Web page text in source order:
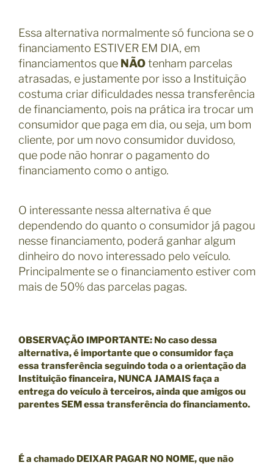
Essa alternativa normalmente só funciona se o
financiamento ESTIVER EM DIA, em
financiamentos que NÃOtenham parcelas
atrasadas, e justamente por isso a Instituição
costuma criar dificuldades nessa transferência
de financiamento, pois na prática ira trocar um
consumidor que paga em dia, ou seja, um bom
cliente, por um novo consumidor duvidoso,
que pode não honrar o pagamento do
financiamento como o antigo.
O interessante nessa alternativa é que
dependendo do quanto o consumidor já pagou
nesse financiamento, poderá ganhar algum
dinheiro do novo interessado pelo veículo.
Principalmente se o financiamento estiver com
mais de 50% das parcelas pagas.
OBSERVAÇÃO IMPORTANTE: No caso dessa
alternativa, é importante que o consumidor faça
essa transferência seguindo toda o a orientação da
Instituição financeira, NUNCA JAMAIS faça a
entrega do veículo à terceiros, ainda que amigos ou
parentes SEM essa transferência do financiamento.
É a chamado DEIXAR PAGAR NO NOME,que não